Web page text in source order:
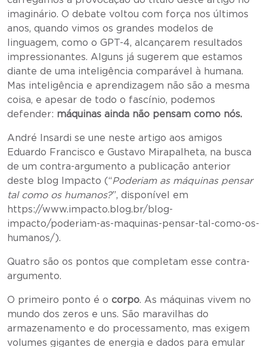
imaginário. O debate voltou com força nos últimos
anos, quando vimos os grandes modelos de
linguagem, como o GPT-4, alcançarem resultados
impressionantes. Alguns já sugerem que estamos
diante de uma inteligência comparável à humana.
Mas inteligência e aprendizagem não são a mesma
coisa, e apesar de todo o fascínio, podemos
defender: máquinas ainda não pensam como nós.
André Insardi se une neste artigo aos amigos
Eduardo Francisco e Gustavo Mirapalheta, na busca
de um contra-argumento a publicação anterior
deste blog Impacto (“Poderiam as máquinas pensar
tal como os humanos?”, disponível em
https://www.impacto.blog.br/blog-
impacto/poderiam-as-maquinas-pensar-tal-como-os-
humanos/).
Quatro são os pontos que completam esse contra-
argumento.
O primeiro ponto é o corpo. As máquinas vivem no
mundo dos zeros e uns. São maravilhas do
armazenamento e do processamento, mas exigem
volumes gigantes de energia e dados para emular